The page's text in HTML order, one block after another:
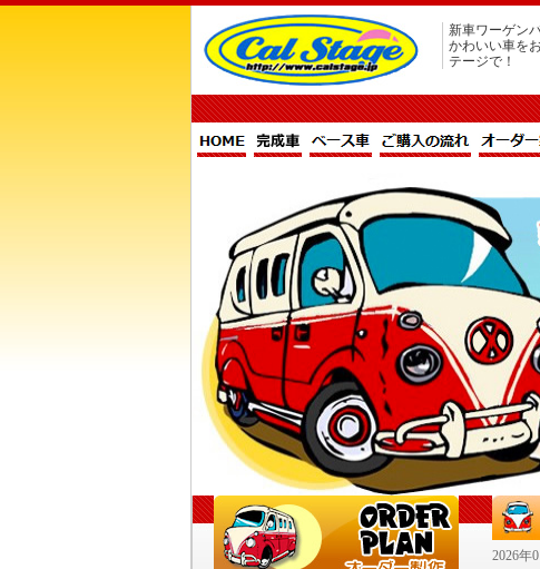
新車ワーゲン
かわいい車を
テージで！
2026年